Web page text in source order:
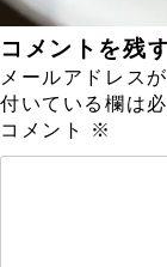
コメントを残
メールアドレス
付いている欄は
コメント
※